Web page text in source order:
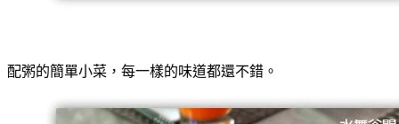
配粥的簡單小菜，每一樣的味道都還不錯。